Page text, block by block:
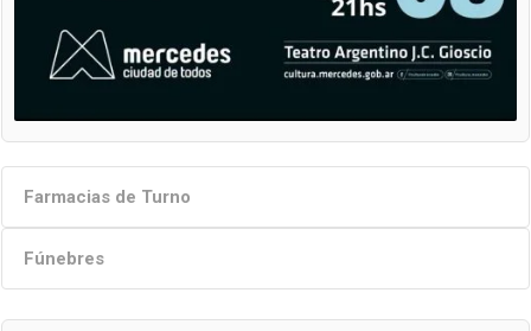
Farmacias de Turno
Fúnebres